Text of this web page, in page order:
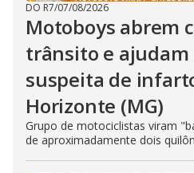
DO R7/07/08/2026
Motoboys abrem
trânsito e
suspeita de
Horizonte (MG)
Grupo de motociclistas viram
de aproximadamente dois